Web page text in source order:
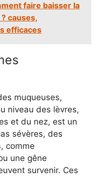
faire baisser la
causes,
efficaces
muqueuses,
niveau des lèvres,
et du nez, est un
sévères, des
, comme
une gêne
survenir. Ces